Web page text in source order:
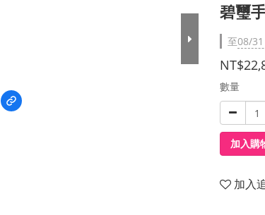
碧璽
至08/
數量
加入購
加入